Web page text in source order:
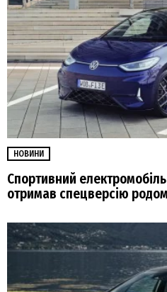
НОВИНИ
Спортивний
отримав спецверсію